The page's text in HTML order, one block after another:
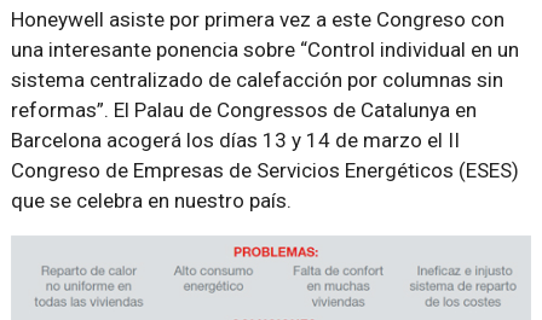
Honeywell asiste por primera vez a este Congreso con
una interesante ponencia sobre “Control individual en un
sistema centralizado de calefacción por columnas sin
reformas”. El Palau de Congressos de Catalunya en
Barcelona acogerá los días 13 y 14 de marzo el II
Congreso de Empresas de Servicios Energéticos (ESES)
que se celebra en nuestro país.